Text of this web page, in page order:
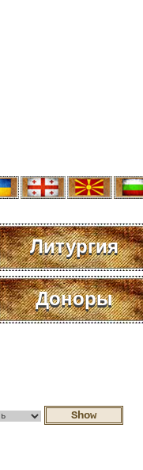
Литургия
Доноры